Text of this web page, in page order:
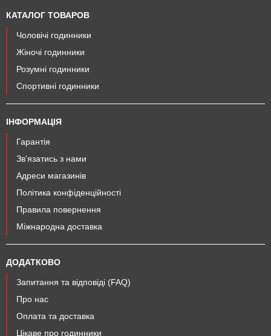
КАТАЛОГ ТОВАРОВ
Чоловічі годинники
Жіночі годинники
Розумні годинники
Спортивні годинники
ІНФОРМАЦІЯ
Гарантія
Зв'язатись з нами
Адреси магазинів
Політика конфіденційності
Правила повернення
Міжнародна доставка
ДОДАТКОВО
Запитання та відповіді (FAQ)
Про нас
Оплата та доставка
Цікаве про годинники